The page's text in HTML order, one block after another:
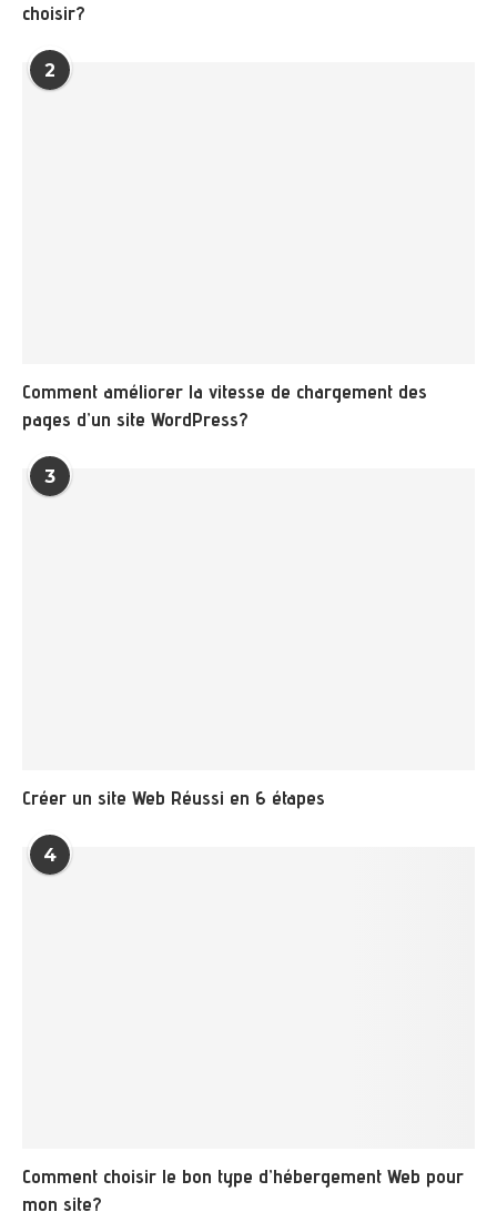
choisir?
2
Comment améliorer la vitesse de chargement des
pages d’un site WordPress?
3
Créer un site Web Réussi en 6 étapes
4
Comment choisir le bon type d’hébergement Web pour
mon site?